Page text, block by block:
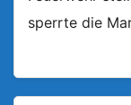
sperrte die